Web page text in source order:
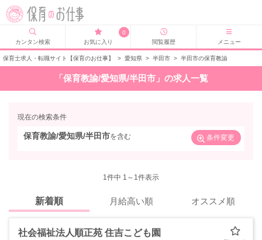
カンタン検索
0
お気に入り
閲覧履歴 メニュー
保育士求人・転職サイト【保育のお仕事】 > 愛知県 > 半田市 > 半田市の保育教諭
「保育教諭/愛知県/半田市」の求人一覧
現在の検索条件
保育教諭/愛知県/半田市を含む 条件変更
1件中 1～1件表示
新着順 月給高い順 オススメ順
社会福祉法人順正苑 住吉こども園